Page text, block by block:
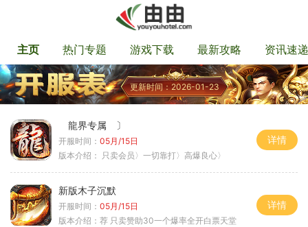
主页 热门专题 游戏下载 最新攻略 资讯速递
更新时间：2026-01-23
龍界专属 〕
开服时间： 05月/15日
版本介绍： 只卖会员〉一切靠打〉高爆良心〉
详情
新版木子沉默
开服时间： 05月/15日
版本介绍： 荐 只卖赞助30一个爆率全开白票天堂
详情